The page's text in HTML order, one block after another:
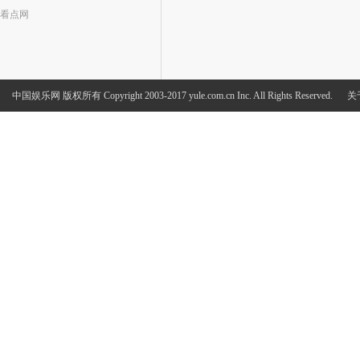
看点网
中国娱乐网 版权所有 Copyright 2003-2017 yule.com.cn Inc. All Rights Reserved. 关